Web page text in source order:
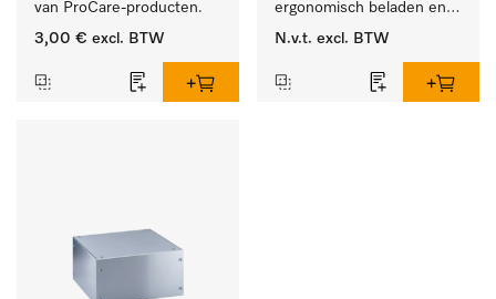
van ProCare-producten.
3,00 € excl. BTW
ergonomisch beladen en
legen van de wasmachine
N.v.t. excl. BTW